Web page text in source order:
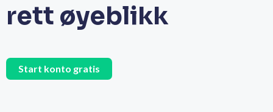
rett øyeblikk
Start konto gratis